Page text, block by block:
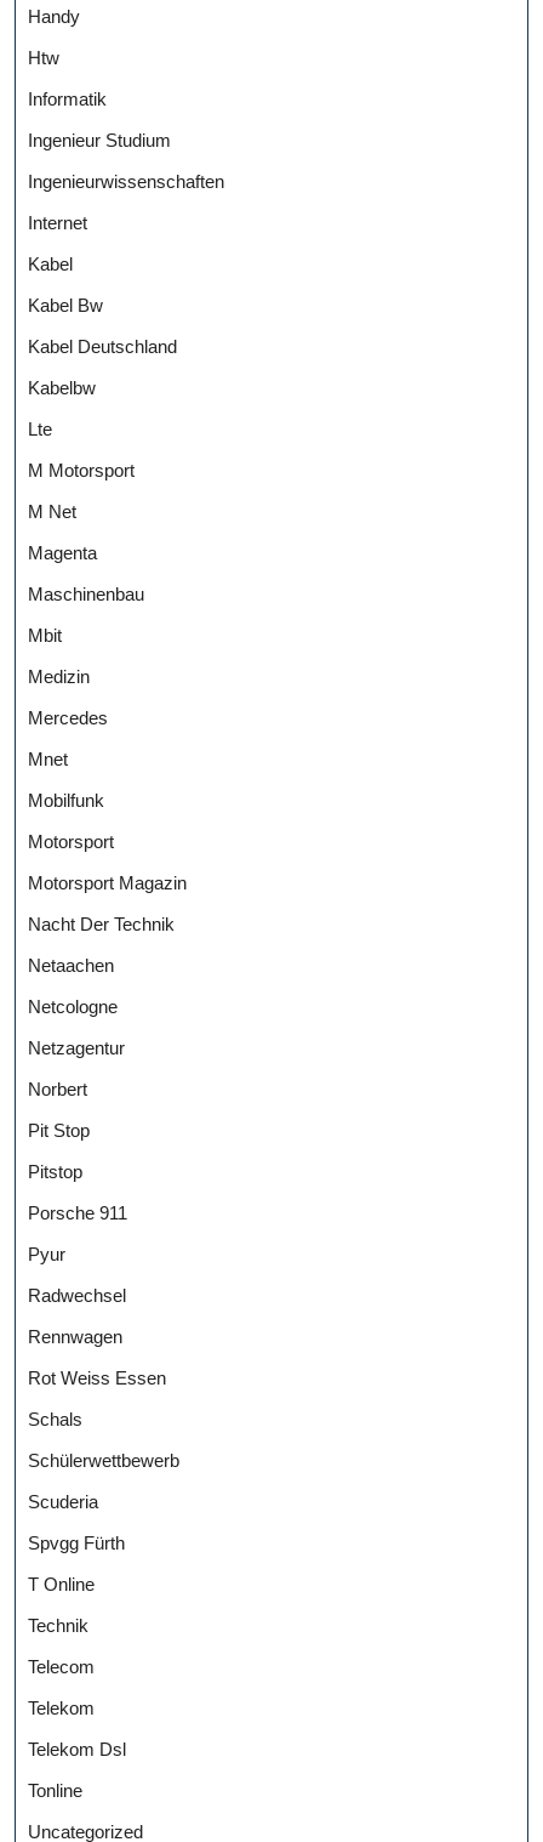
Handy
Htw
Informatik
Ingenieur Studium
Ingenieurwissenschaften
Internet
Kabel
Kabel Bw
Kabel Deutschland
Kabelbw
Lte
M Motorsport
M Net
Magenta
Maschinenbau
Mbit
Medizin
Mercedes
Mnet
Mobilfunk
Motorsport
Motorsport Magazin
Nacht Der Technik
Netaachen
Netcologne
Netzagentur
Norbert
Pit Stop
Pitstop
Porsche 911
Pyur
Radwechsel
Rennwagen
Rot Weiss Essen
Schals
Schülerwettbewerb
Scuderia
Spvgg Fürth
T Online
Technik
Telecom
Telekom
Telekom Dsl
Tonline
Uncategorized